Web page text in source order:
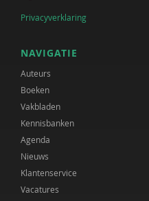
Privacyverklaring
NAVIGATIE
Auteurs
Boeken
Vakbladen
Kennisbanken
Agenda
Nieuws
Klantenservice
Vacatures